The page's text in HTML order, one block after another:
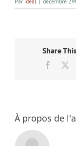
Share
À propos de